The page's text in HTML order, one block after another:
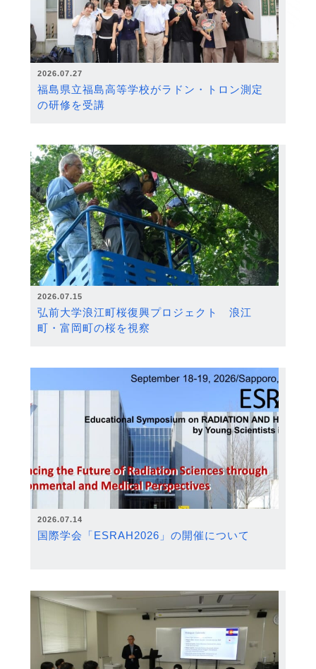
2026.07.27
福島県立福島高等学校がラドン・トロン測定
の研修を受講
2026.07.15
弘前大学浪江町桜復興プロジェクト 浪江
町・富岡町の桜を視察
2026.07.14
国際学会「ESRAH2026」の開催について